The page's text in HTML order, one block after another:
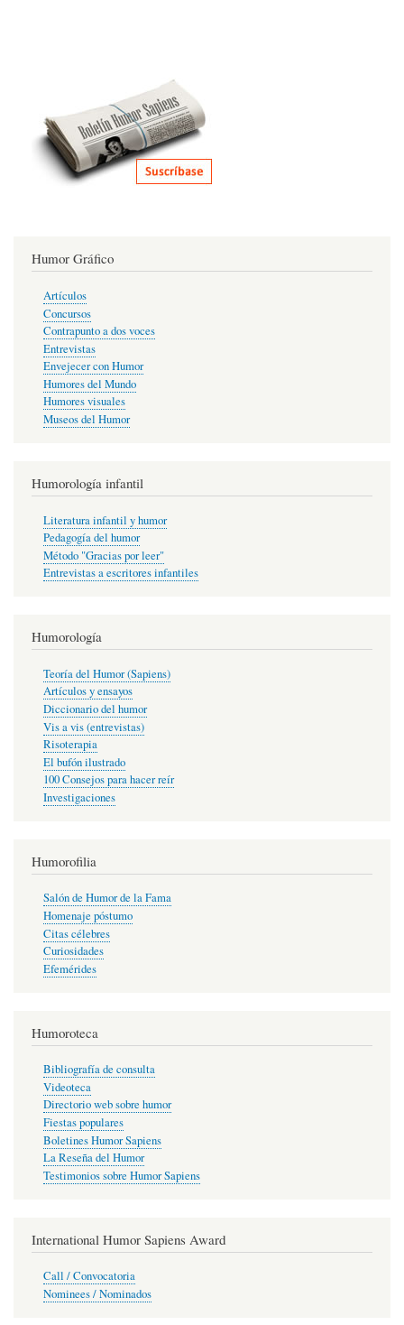
Humor Gráfico
Artículos
Concursos
Contrapunto a dos voces
Entrevistas
Envejecer con Humor
Humores del Mundo
Humores visuales
Museos del Humor
Humorología infantil
Literatura infantil y humor
Pedagogía del humor
Método "Gracias por leer"
Entrevistas a escritores infantiles
Humorología
Teoría del Humor (Sapiens)
Artículos y ensayos
Diccionario del humor
Vis a vis (entrevistas)
Risoterapia
El bufón ilustrado
100 Consejos para hacer reír
Investigaciones
Humorofilia
Salón de Humor de la Fama
Homenaje póstumo
Citas célebres
Curiosidades
Efemérides
Humoroteca
Bibliografía de consulta
Videoteca
Directorio web sobre humor
Fiestas populares
Boletines Humor Sapiens
La Reseña del Humor
Testimonios sobre Humor Sapiens
International Humor Sapiens Award
Call / Convocatoria
Nominees / Nominados